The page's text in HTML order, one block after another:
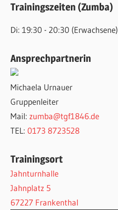
Trainingszeiten (Zumba)
Di: 19:30 - 20:30 (Erwachsene)
Ansprechpartnerin
Michaela Urnauer
Gruppenleiter
Mail: zumba@tgf1846.de
TEL: ‭0173 8723528
Trainingsort
Jahnturnhalle
Jahnplatz 5
67227 Frankenthal